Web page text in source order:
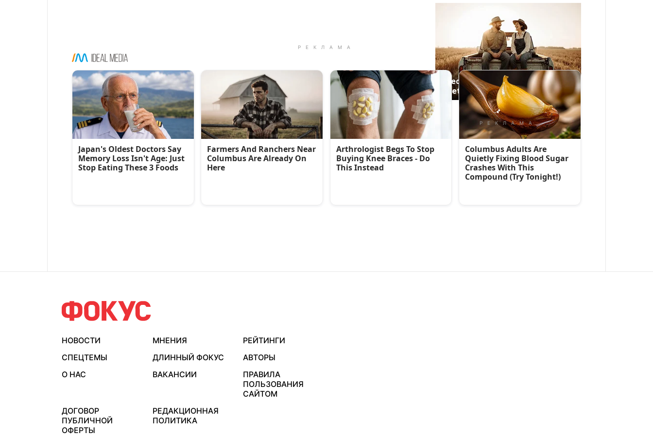
НОВОСТИ МНЕНИЯ
РЕЙТИНГИ
СПЕЦТЕМЫ
ДЛИННЫЙ ФОКУС
АВТОРЫ
О НАС
ВАКАНСИИ
ПРАВИЛА
ПОЛЬЗОВАНИЯ
САЙТОМ
ДОГОВОР
ПУБЛИЧНОЙ
ОФЕРТЫ
РЕДАКЦИОННАЯ
ПОЛИТИКА